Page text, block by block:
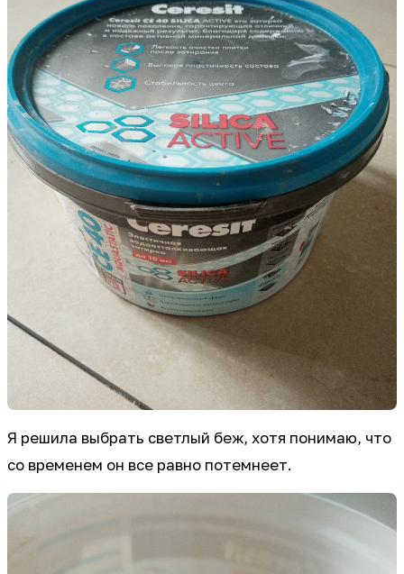
Я решила выбрать светлый беж, хотя понимаю, что
со временем он все равно потемнеет.